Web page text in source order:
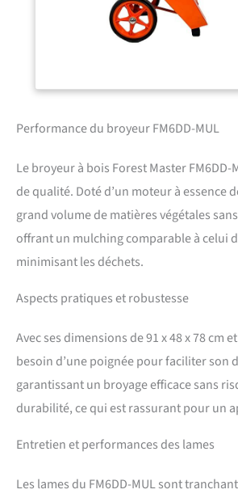
Performance du broyeur FM6DD-MUL
Le broyeur à bois Forest Master
de qualité. Doté d’un moteur à essence
grand volume de matières végétales
offrant un mulching comparable à celui
minimisant les déchets.
Aspects pratiques et robustesse
Avec ses dimensions de 91 x 48 x 78
besoin d’une poignée pour faciliter son
garantissant un broyage efficace sans
durabilité, ce qui est rassurant pour un
Entretien et performances des lames
Les lames du FM6DD-MUL sont